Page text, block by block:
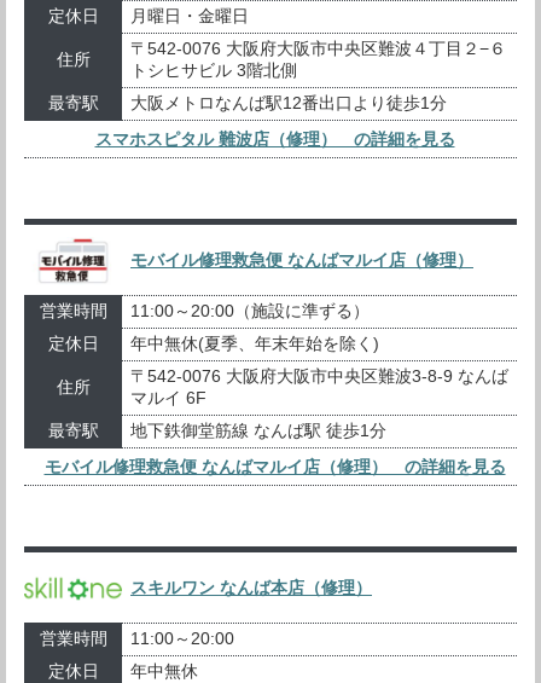
定休日
月曜日・金曜日
住所
〒542-0076 大阪府大阪市中央区難波４丁目２−６
トシヒサビル 3階北側
最寄駅
大阪メトロなんば駅12番出口より徒歩1分
スマホスピタル 難波店（修理） の詳細を見る
モバイル修理救急便 なんばマルイ店（修理）
営業時間
11:00～20:00（施設に準ずる）
定休日
年中無休(夏季、年末年始を除く)
住所
〒542-0076 大阪府大阪市中央区難波3-8-9 なんば
マルイ 6F
最寄駅
地下鉄御堂筋線 なんば駅 徒歩1分
モバイル修理救急便 なんばマルイ店（修理） の詳細を見る
スキルワン なんば本店（修理）
営業時間
11:00～20:00
定休日
年中無休